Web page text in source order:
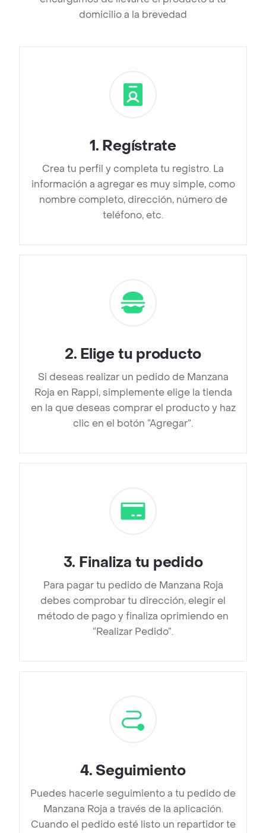
domicilio a la brevedad
1. Regístrate
Crea tu perfil y completa tu registro. La
información a agregar es muy simple, como
nombre completo, dirección, número de
teléfono, etc.
2. Elige tu producto
Si deseas realizar un pedido de Manzana
Roja en Rappi, simplemente elige la tienda
en la que deseas comprar el producto y haz
clic en el botón “Agregar”.
3. Finaliza tu pedido
Para pagar tu pedido de Manzana Roja
debes comprobar tu dirección, elegir el
método de pago y finaliza oprimiendo en
“Realizar Pedido”.
4. Seguimiento
Puedes hacerle seguimiento a tu pedido de
Manzana Roja a través de la aplicación.
Cuando el pedido esté listo un repartidor te